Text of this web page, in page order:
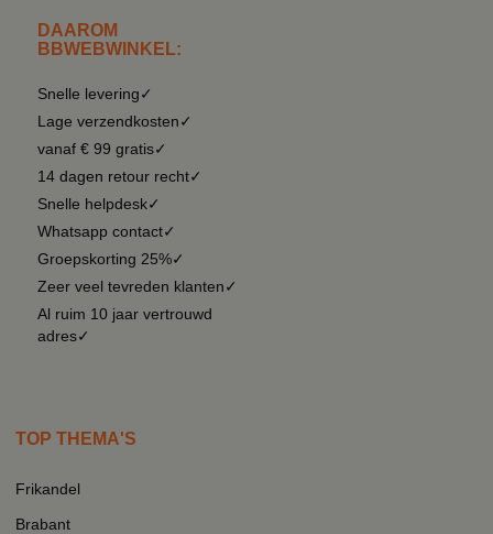
DAAROM
BBWEBWINKEL:
Snelle levering✓
Lage verzendkosten✓
vanaf € 99 gratis✓
14 dagen retour recht✓
Snelle helpdesk✓
Whatsapp contact✓
Groepskorting 25%✓
Zeer veel tevreden klanten✓
Al ruim 10 jaar vertrouwd
adres✓
TOP THEMA'S
Frikandel
Brabant